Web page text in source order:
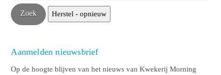
Aanmelden nieuwsbrief
Op de hoogte blijven van het nieuws van Kwekerij Morning